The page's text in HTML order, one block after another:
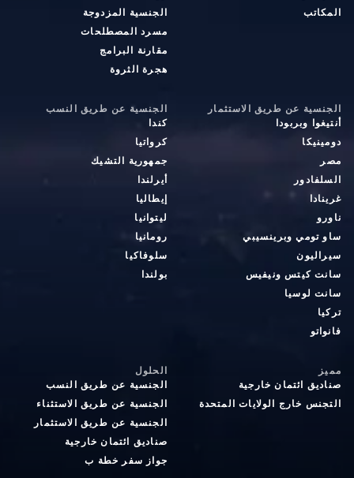
المكاتب
الجنسية المزدوجة
مسرد المصطلحات
مقارنة البرامج
هجرة الثروة
الجنسية عن طريق الاستثمار
أنتيغوا وبربودا
دومينيكا
مصر
السلفادور
غرينادا
ناورو
ساو تومي وبرينسيبي
سيراليون
سانت كيتس ونيفيس
سانت لوسيا
تركيا
فانواتو
الجنسية عن طريق النسب
كندا
كرواتيا
جمهورية التشيك
أيرلندا
إيطاليا
ليتوانيا
رومانيا
سلوفاكيا
بولندا
مميز
صناديق ائتمان خارجية
التجنس خارج الولايات المتحدة
الحلول
الجنسية عن طريق النسب
الجنسية عن طريق الاستثناء
الجنسية عن طريق الاستثمار
صناديق ائتمان خارجية
جواز سفر خطة ب